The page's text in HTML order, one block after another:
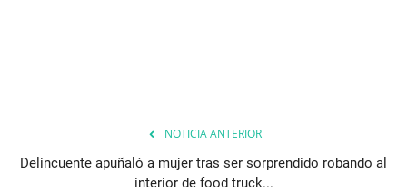
NOTICIA ANTERIOR
Delincuente apuñaló a mujer tras ser sorprendido robando al
interior de food truck...